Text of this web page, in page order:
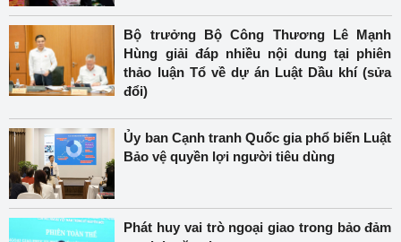
Bộ trưởng Bộ Công Thương Lê Mạnh
Hùng giải đáp nhiều nội dung tại phiên
thảo luận Tổ về dự án Luật Dầu khí (sửa
đổi)
Ủy ban Cạnh tranh Quốc gia phổ biến Luật
Bảo vệ quyền lợi người tiêu dùng
Phát huy vai trò ngoại giao trong bảo đảm